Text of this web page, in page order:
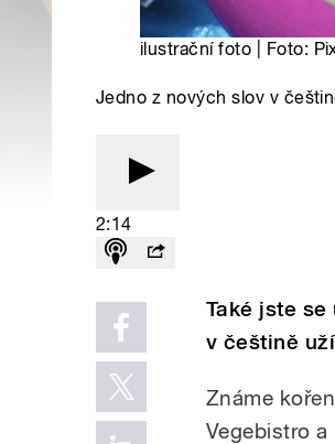
ilustrační foto | Foto:
Jedno z nových slov v
2:14
Také jste
v češtině
Známe
Vegebistro